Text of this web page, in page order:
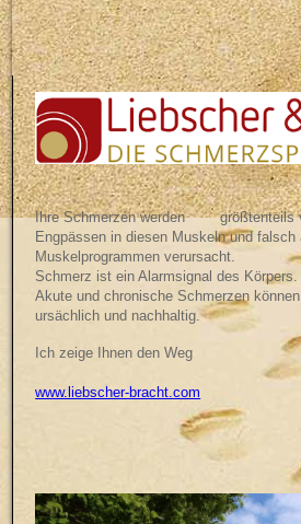
Ihre Schmerzen werden größtenteils
Engpässen in diesen Muskeln und falsch
Muskelprogrammen verursacht.
Schmerz ist ein Alarmsignal des Körpers.
Akute und chronische Schmerzen können
ursächlich und nachhaltig.
Ich zeige Ihnen den Weg
www.liebscher-bracht.com